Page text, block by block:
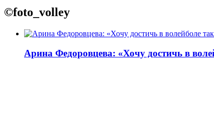
©foto_volley
Арина Федоровцева: «Хочу достичь в